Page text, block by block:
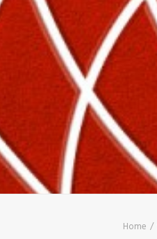
Home